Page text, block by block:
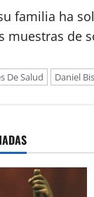
familia ha
muestras de
De Salud Daniel